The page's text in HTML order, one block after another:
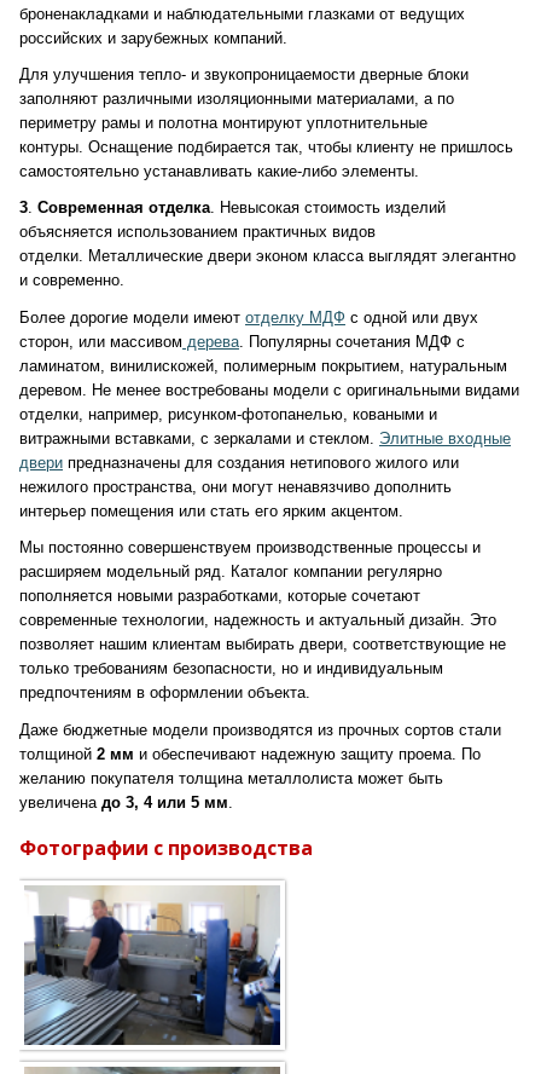
броненакладками и наблюдательными глазками от ведущих
российских и зарубежных компаний.
Для улучшения тепло- и звукопроницаемости дверные блоки
заполняют различными изоляционными материалами, а по
периметру рамы и полотна монтируют уплотнительные
контуры. Оснащение подбирается так, чтобы клиенту не пришлось
самостоятельно устанавливать какие-либо элементы.
3. Современная отделка. Невысокая стоимость изделий
объясняется использованием практичных видов
отделки. Металлические двери эконом класса выглядят элегантно
и современно.
Более дорогие модели имеют отделку МДФ с одной или двух
сторон, или массивом дерева . Популярны сочетания МДФ с
ламинатом, винилискожей, полимерным покрытием, натуральным
деревом. Не менее востребованы модели с оригинальными видами
отделки, например, рисунком-фотопанелью, коваными и
витражными вставками, с зеркалами и стеклом. Элитные входные
двери предназначены для создания нетипового жилого или
нежилого пространства, они могут ненавязчиво дополнить
интерьер помещения или стать его ярким акцентом.
Мы постоянно совершенствуем производственные процессы и
расширяем модельный ряд. Каталог компании регулярно
пополняется новыми разработками, которые сочетают
современные технологии, надежность и актуальный дизайн. Это
позволяет нашим клиентам выбирать двери, соответствующие не
только требованиям безопасности, но и индивидуальным
предпочтениям в оформлении объекта.
Даже бюджетные модели производятся из прочных сортов стали
толщиной 2 мм и обеспечивают надежную защиту проема. По
желанию покупателя толщина металлолиста может быть
увеличена до 3, 4 или 5 мм
Фотографии с производства